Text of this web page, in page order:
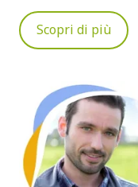
Scopri di più